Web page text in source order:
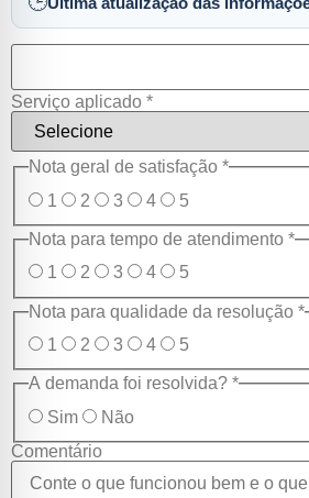
Serviço aplicado *
Nota geral de satisfação *
1
2 3 4 5
Nota para tempo de atendimento *
1
2 3 4 5
Nota para qualidade da resolução *
1
2 3 4 5
A demanda foi resolvida? *
Sim
Não
Comentário